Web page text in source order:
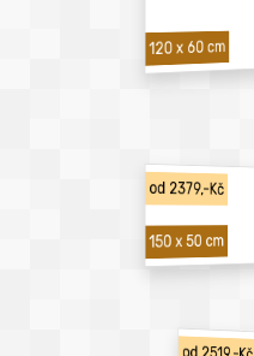
120 x 60 cm
od 2379,-Kč
150 x 50 cm